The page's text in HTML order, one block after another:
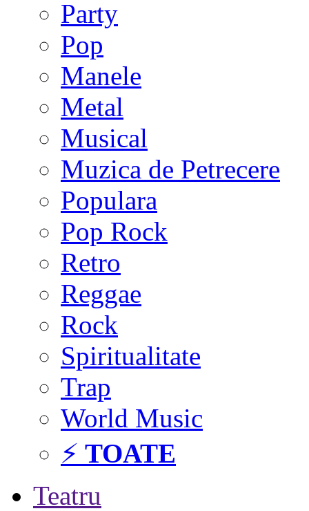
Party
Pop
Manele
Metal
Musical
Muzica de Petrecere
Populara
Pop Rock
Retro
Reggae
Rock
Spiritualitate
Trap
World Music
⚡ TOATE
Teatru